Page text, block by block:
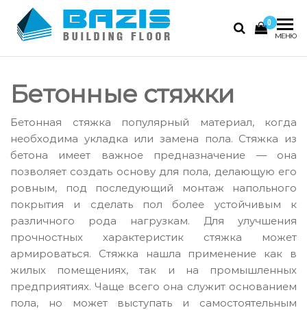
content
Базис
Промышленные
0
МЕНЮ
Бетонные стяжки
Бетонная стяжка популярный материал, когда
необходима укладка или замена пола. Стяжка из
бетона имеет важное предназначение — она
позволяет создать основу для пола, делающую его
ровным, под последующий монтаж напольного
покрытия и сделать пол более устойчивым к
различного рода нагрузкам. Для улучшения
прочностных характеристик стяжка может
армироваться. Стяжка нашла применение как в
жилых помещениях, так и на промышленных
предприятиях. Чаще всего она служит основанием
пола, но может выступать и самостоятельным